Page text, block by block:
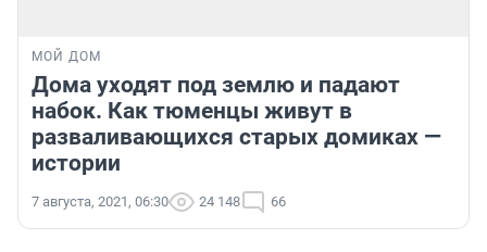
МОЙ ДОМ
Дома уходят под землю и падают
набок. Как тюменцы живут в
разваливающихся старых домиках —
истории
7 августа, 2021, 06:30 24 148 66